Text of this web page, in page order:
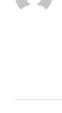
Formazione
Contattaci